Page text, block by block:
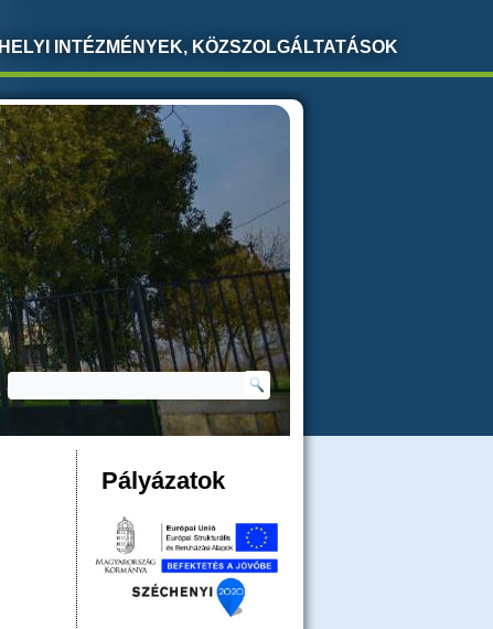
HELYI INTÉZMÉNYEK, KÖZSZOLGÁLTATÁSOK
KERESÉS ŰRLAP
Keresés
Pályázatok